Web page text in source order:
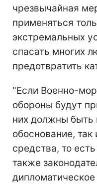
чрезвычайная
применяться
экстремальных
спасать многих
предотвратить
"Если Военно-
обороны будут
них должны быть
обоснование,
средства, то
также